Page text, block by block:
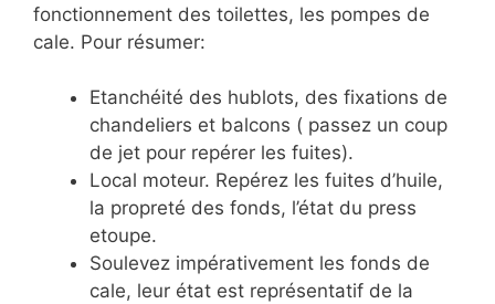
fonctionnement des toilettes, les pompes de
cale. Pour résumer:
Etanchéité des hublots, des fixations de
chandeliers et balcons ( passez un coup
de jet pour repérer les fuites).
Local moteur. Repérez les fuites d’huile,
la propreté des fonds, l’état du press
etoupe.
Soulevez impérativement les fonds de
cale, leur état est représentatif de la